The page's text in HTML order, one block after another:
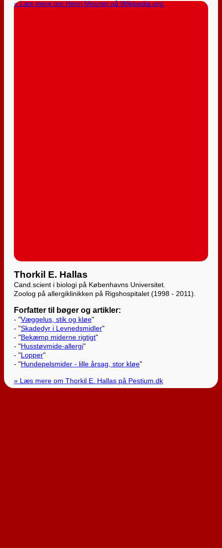
» Læs mere om Henri Mourier på Wikipedia.org
Thorkil E. Hallas
Cand.scient i biologi på Københavns Universitet.
Zoolog på allergiklinikken på Rigshospitalet (1998 - 2011).
Forfatter til bøger og artikler:
- "Væggelus, stik og kløe"
- "Skadedyr i Levnedsmidler"
- "Bekæmp miderne rigtigt"
- "Husstøvmide-allergi"
- "Lopper"
- "Hundepelsmider - lille årsag, stor kløe"
» Læs mere om Thorkil E. Hallas på Pestium.dk